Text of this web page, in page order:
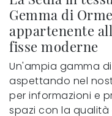
Gemma di
appartenente
fisse moderne
Un'ampia gamma
aspettando nel
per informazioni e
spazi con la qualità